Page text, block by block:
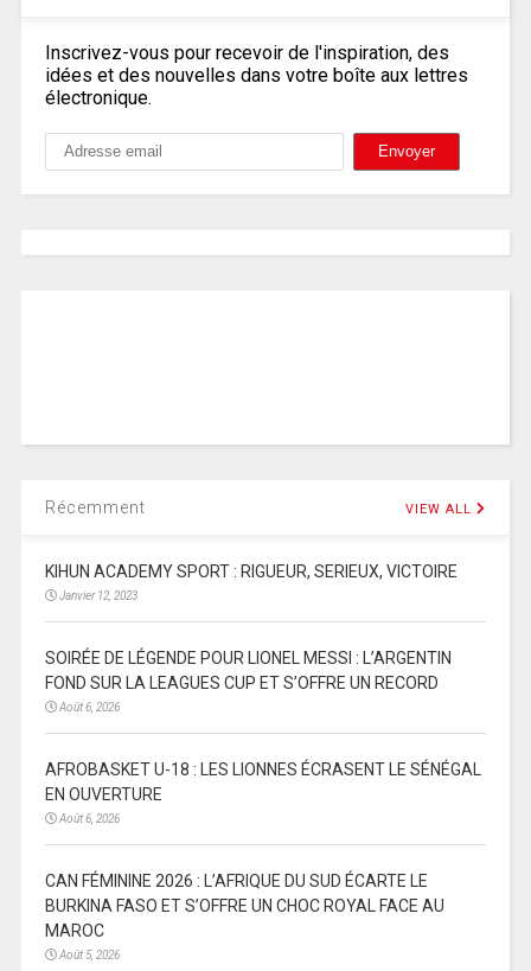
Inscrivez-vous pour recevoir de l'inspiration, des
idées et des nouvelles dans votre boîte aux lettres
électronique.
Récemment VIEW ALL
KIHUN ACADEMY SPORT : RIGUEUR, SERIEUX, VICTOIRE
Janvier 12, 2023
SOIRÉE DE LÉGENDE POUR LIONEL MESSI : L’ARGENTIN
FOND SUR LA LEAGUES CUP ET S’OFFRE UN RECORD
Août 6, 2026
AFROBASKET U-18 : LES LIONNES ÉCRASENT LE SÉNÉGAL
EN OUVERTURE
Août 6, 2026
CAN FÉMININE 2026 : L’AFRIQUE DU SUD ÉCARTE LE
BURKINA FASO ET S’OFFRE UN CHOC ROYAL FACE AU
MAROC
Août 5, 2026